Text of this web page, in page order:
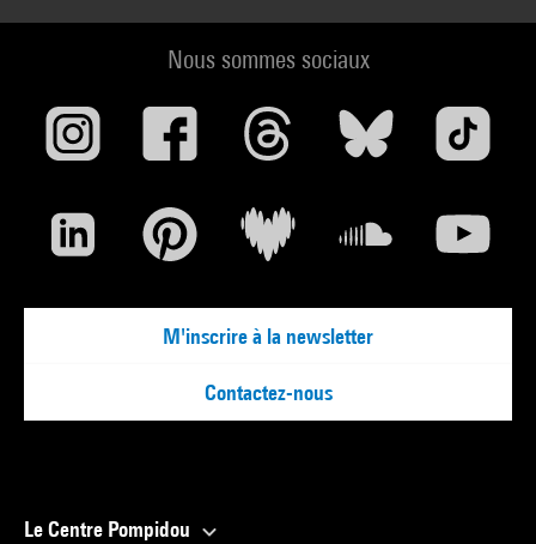
Nous sommes sociaux
M'inscrire à la newsletter
Contactez-nous
Le Centre Pompidou